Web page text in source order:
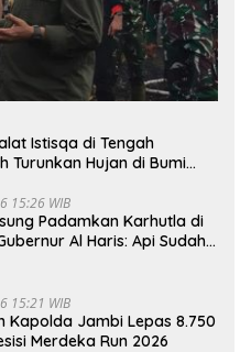
Istisqa di Tengah
Turunkan Hujan di Bumi
15:26 WIB
Padamkan Karhutla di
Al Haris: Api Sudah
15:21 WIB
Kapolda Jambi Lepas 8.750
Merdeka Run 2026